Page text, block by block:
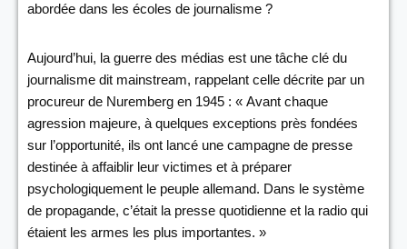
abordée dans les écoles de journalisme ?
Aujourd’hui, la guerre des médias est une tâche clé du
journalisme dit mainstream, rappelant celle décrite par un
procureur de Nuremberg en 1945 : « Avant chaque
agression majeure, à quelques exceptions près fondées
sur l’opportunité, ils ont lancé une campagne de presse
destinée à affaiblir leur victimes et à préparer
psychologiquement le peuple allemand. Dans le système
de propagande, c’était la presse quotidienne et la radio qui
étaient les armes les plus importantes. »